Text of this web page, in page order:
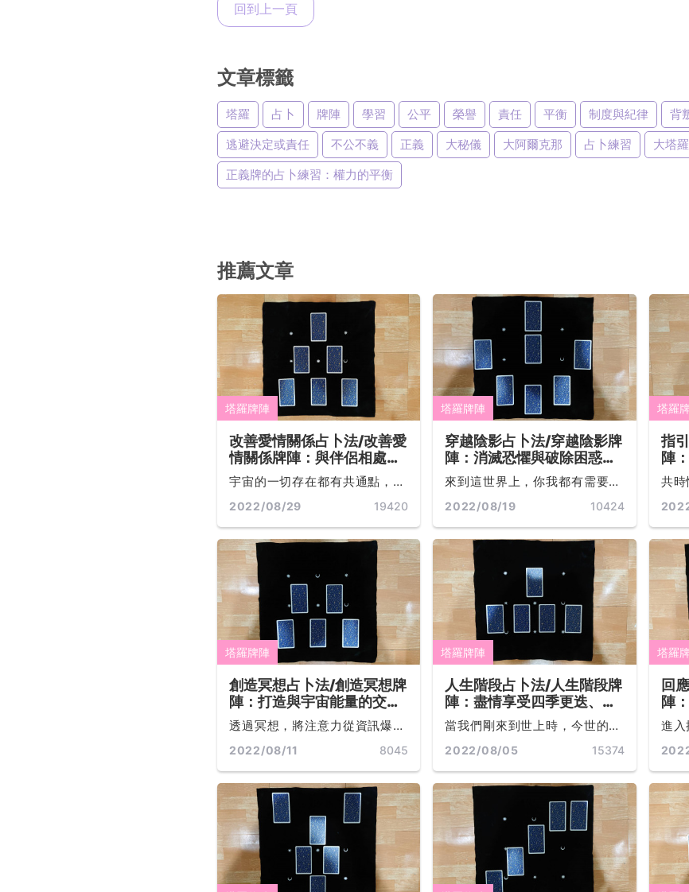
回到上一頁
文章標籤
塔羅 占卜 牌陣 學習 公平 榮譽 責任 平衡 制度與紀律 背
逃避決定或責任
不公不義 正義 大秘儀 大阿爾克那 占卜練習
大塔羅
正義牌的占卜練習：權力的平衡
推薦文章
塔羅牌陣
改善愛情關係占卜法/改善愛
情關係牌陣：與伴侶相處更
順利，讓你完全釐清親密關
係中的兩人情狀
宇宙的一切存在都有共通點，是
超越物質與時空的。所有看似巧
之中互相關聯著。藉由這樣的原
理，隨機抽出來的牌，一定和所
問的事件有關... ...
2022/08/29 19420
塔羅牌陣
穿越陰影占卜法/穿越陰影牌
陣：消滅恐懼與破除困惑，
悅納並享受宇宙萬物精密的
安排吧！
來到這世界上，你我都有需要面
對的課題，我們也都在課題中成
你可曾思考過宇宙給自己的課題
是什麼嗎？... ...
2022/08/19 10424
塔羅
指
陣
看
魂
共時
種
簡單
理
響應
應
塔羅牌陣
創造冥想占卜法/創造冥想牌
陣：打造與宇宙能量的交
流，漫無目的的探索、釋放
情緒！
透過冥想，將注意力從資訊爆炸
的洪流中萃取出來。追求身體健
細緻的保養與呵護。只要當下有
不舒服的情緒，藉由冥想，讓負
面情緒自然飄走，神經系統就可
能平衡... ...
2022/08/11 8045
塔羅牌陣
人生階段占卜法/人生階段牌
陣：盡情享受四季更迭、宇
宙顯化，「活在當下」才是
生命的真諦
當我們剛來到世上時，今世的經
驗值是一片空白，然後經由學習
讓生命從無知走向啟蒙。生命就
是一種內在經驗值漸進變化的過
程，通過各式智力情緒的體驗來
充分發展人的知識，並在生命最
廣泛的體驗中提煉出智慧... ...
2022/08/05 15374
塔羅
回
陣
程
好
進入
所
與身
心去
...